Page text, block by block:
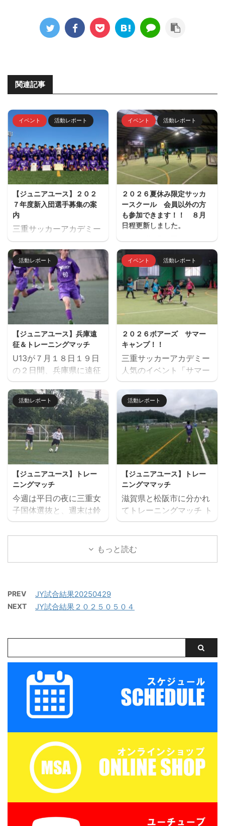
関連記事
イベント 活動レポート
【ジュニアユース】２０２
７年度新入団選手募集の案
内
三重サッカーアカデミー
ジュニアユース（中学生
のチーム）の２０２７年
度の新入団選手対象の体
験練習会を開催します。
ご興味のある方はぜひご
参加ください。体験練習
会を通して進路の選択肢
の一つとしてご検討いた
だければと思います。体
験会のお申込みはページ
下にある申込フォームか
らお願いいたします。 三
ュニアユースでは、選手
の育成を第一とし、次の
年代でさらなる飛躍がで
きるよう活動していま
す。 中学生年代で獲得す
べき技術や戦術の徹底・
個々がもつストロングポ
イント（長所）を磨く・
そしてサッカーを楽しむ
...
イベント 活動レポート
２０２６夏休み限定サッカ
ースクール 会員以外の方
も参加できます！！ ８月
日程更新しました。
夏休み期間、屋内フット
サル場「フットサーカス
鈴鹿」でミニサッカー中
心のストリートサッカー
的サッカースクールを開
催します。毎回参加、１
回だけの参加OKと気軽
に参加できます。※参加
にはお申込みが必要で
す。下のフォームからお
申込みください。キャン
セル等ないようご予定を
ご確認の上お申し込みく
ださい。 ウォーミングア
ップを兼ねた基礎技術練
習の後、たくさんミニサ
ッカーの試合を実施。そ
して毎日ベストプレヤー
を選出！！ 協賛：
Mreform 時間割： 小学
１ー３年生 １６：３０－
１７：２０ 定員１２名程
度 最少催行人数６ ...
活動レポート
【ジュニアユース】兵庫遠
征＆トレーニングマッチ
U13が７月１８日１９日
の２日間、兵庫県に遠征
しました。 U14とU15
は、鈴鹿市と奈良県でト
レーニングマッチを行い
ました。 兵庫遠征 三重
サッカーアカデミー 対
FC VAIZE・高槻ジー
グ・CAOS（大阪）・ハ
ジャス（岡山）・FCファ
ルトラーダ（広島）・
MIOびわこ滋賀・レイジ
ェンド滋賀
https://miesocceracade
07/PXL_20260718_0801
22879.mp4 トレーニン
カデミー 対 鈴 ...
イベント 活動レポート
２０２６ボアーズ サマー
キャンプ！！
三重サッカーアカデミー
人気のイベント「サマー
キャンプ」を７月２６日
（日）に開催します。 楽
しいゲームから本格的な
サッカーの練習、サッカ
ー大会と盛りだくさんの
内容で、この夏最高の思
い出になること間違いな
し！！ たくさんのご参加
お待ちしております。
【日時】７月２６日
（日）９：００（８：４
５開場）－１７：００
ート） 【持ち物】サッカ
ーのできる格好・靴※・
ダル・タオル・お弁当
保管 ...
活動レポート
【ジュニアユース】トレー
ニングマッチ
今週は平日の夜に三重女
子国体選抜と、週末は鈴
鹿市と津市に分かれてト
レーニングマッチを実施
しました。 トレーニング
ー 対 ヴェルデラッソ
松阪 三重サッカーアカデ
活動レポート
【ジュニアユース】トレー
ニングママッチ
滋賀県と松阪市に分かれ
てトレーニングマッチ ト
レーニングマッチ 三重サ
ッカーアカデミー 対
ラドソン滋賀 三重サッカ
もっと読む
PREV JY試合結果20250429
NEXT JY試合結果２０２５０５０４